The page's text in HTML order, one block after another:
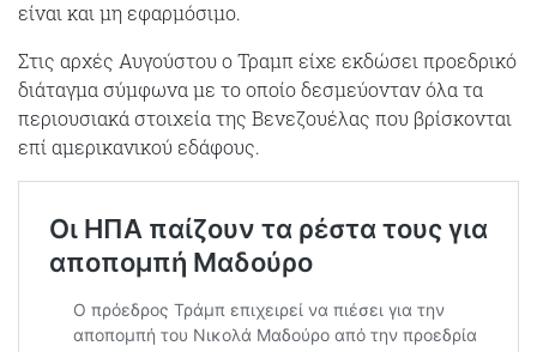
είναι και μη εφαρμόσιμο.
Στις αρχές Αυγούστου ο Τραμπ είχε εκδώσει προεδρικό
διάταγμα σύμφωνα με το οποίο δεσμεύονταν όλα τα
περιουσιακά στοιχεία της Βενεζουέλας που βρίσκονται
επί αμερικανικού εδάφους.